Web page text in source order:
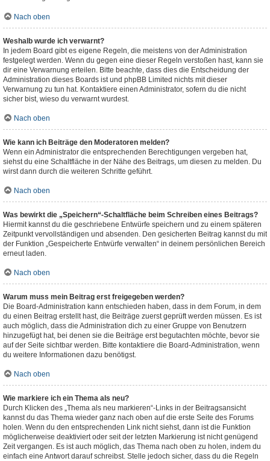
Nach oben
Weshalb wurde ich verwarnt?
In jedem Board gibt es eigene Regeln, die meistens von der Administration
festgelegt werden. Wenn du gegen eine dieser Regeln verstoßen hast, kann sie
dir eine Verwarnung erteilen. Bitte beachte, dass dies die Entscheidung der
Administration dieses Boards ist und phpBB Limited nichts mit dieser
Verwarnung zu tun hat. Kontaktiere einen Administrator, sofern du die nicht
sicher bist, wieso du verwarnt wurdest.
Nach oben
Wie kann ich Beiträge den Moderatoren melden?
Wenn ein Administrator die entsprechenden Berechtigungen vergeben hat,
siehst du eine Schaltfläche in der Nähe des Beitrags, um diesen zu melden. Du
wirst dann durch die weiteren Schritte geführt.
Nach oben
Was bewirkt die „Speichern“-Schaltfläche beim Schreiben eines Beitrags?
Hiermit kannst du die geschriebene Entwürfe speichern und zu einem späteren
Zeitpunkt vervollständigen und absenden. Den gesicherten Beitrag kannst du mit
der Funktion „Gespeicherte Entwürfe verwalten“ in deinem persönlichen Bereich
erneut laden.
Nach oben
Warum muss mein Beitrag erst freigegeben werden?
Die Board-Administration kann entschieden haben, dass in dem Forum, in dem
du einen Beitrag erstellt hast, die Beiträge zuerst geprüft werden müssen. Es ist
auch möglich, dass die Administration dich zu einer Gruppe von Benutzern
hinzugefügt hat, bei denen sie die Beiträge erst begutachten möchte, bevor sie
auf der Seite sichtbar werden. Bitte kontaktiere die Board-Administration, wenn
du weitere Informationen dazu benötigst.
Nach oben
Wie markiere ich ein Thema als neu?
Durch Klicken des „Thema als neu markieren“-Links in der Beitragsansicht
kannst du das Thema wieder ganz nach oben auf die erste Seite des Forums
holen. Wenn du den entsprechenden Link nicht siehst, dann ist die Funktion
möglicherweise deaktiviert oder seit der letzten Markierung ist nicht genügend
Zeit vergangen. Es ist auch möglich, das Thema nach oben zu holen, indem du
einfach eine Antwort darauf schreibst. Stelle jedoch sicher, dass du die Regeln